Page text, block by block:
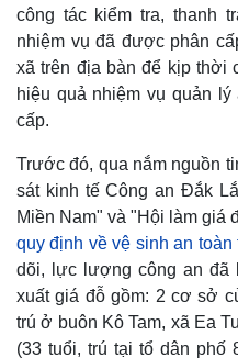
Thế giới
Cuộc sống đó đây
Hồ sơ
công tác kiểm tra, thanh
nhiệm vụ đã được phân
xã trên địa bàn để kịp thời
hiệu quả nhiệm vụ quản
cấp.
Trước đó, qua nắm nguồn
sát kinh tế Công an Đắk
Miền Nam" và "Hội làm giá
quy định về vệ sinh an toàn
dõi, lực lượng công an đã
xuất giá đỗ gồm: 2 cơ sở
trú ở buôn Kô Tam, xã Ea
(33 tuổi, trú tại tổ dân